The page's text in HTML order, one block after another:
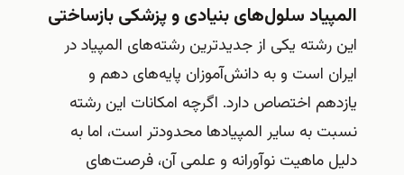
المپیاد سلول‌های بنیادی و پزشکی بازساختی
این رشته یکی از جدیدترین رشته‌های المپیاد در
ایران است و به دانش‌آموزان پایه‌های دهم و
یازدهم اختصاص دارد. اگرچه امکانات این رشته
نسبت به سایر المپیادها محدودتر است، اما به
دلیل ماهیت نوآورانه و علمی آن، فرصت‌های